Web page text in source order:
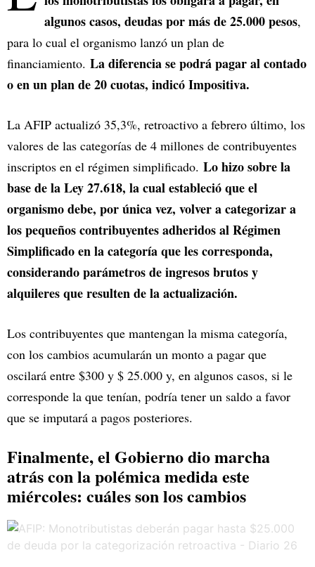
algunos casos, deudas por más de 25.000 pesos,
para lo cual el organismo lanzó un plan de
financiamiento. La diferencia se podrá pagar al contado
o en un plan de 20 cuotas, indicó Impositiva.
La AFIP actualizó 35,3%, retroactivo a febrero último, los
valores de las categorías de 4 millones de contribuyentes
inscriptos en el régimen simplificado. Lo hizo sobre la
base de la Ley 27.618, la cual estableció que el
organismo debe, por única vez, volver a categorizar a
los pequeños contribuyentes adheridos al Régimen
Simplificado en la categoría que les corresponda,
considerando parámetros de ingresos brutos y
alquileres que resulten de la actualización.
Los contribuyentes que mantengan la misma categoría,
con los cambios acumularán un monto a pagar que
oscilará entre $300 y $ 25.000 y, en algunos casos, si le
corresponde la que tenían, podría tener un saldo a favor
que se imputará a pagos posteriores.
Finalmente, el Gobierno dio marcha
atrás con la polémica medida este
miércoles: cuáles son los cambios